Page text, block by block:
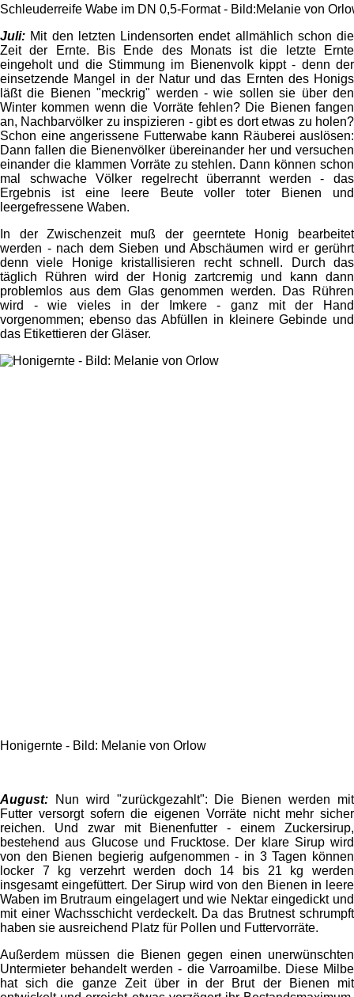
Schleuderreife Wabe im DN 0,5-Format - Bild:Melanie von
Juli: Mit den letzten Lindensorten endet allmählich schon die
Zeit der Ernte. Bis Ende des Monats ist die letzte Ernte
eingeholt und die Stimmung im Bienenvolk kippt - denn der
einsetzende Mangel in der Natur und das Ernten des Honigs
läßt die Bienen "meckrig" werden - wie sollen sie über den
Winter kommen wenn die Vorräte fehlen? Die Bienen fangen
an, Nachbarvölker zu inspizieren - gibt es dort etwas zu holen?
Schon eine angerissene Futterwabe kann Räuberei auslösen:
Dann fallen die Bienenvölker übereinander her und versuchen
einander die klammen Vorräte zu stehlen. Dann können schon
mal schwache Völker regelrecht überrannt werden - das
Ergebnis ist eine leere Beute voller toter Bienen und
leergefressene Waben.
In der Zwischenzeit muß der geerntete Honig bearbeitet
werden - nach dem Sieben und Abschäumen wird er gerührt
denn viele Honige kristallisieren recht schnell. Durch das
täglich Rühren wird der Honig zartcremig und kann dann
problemlos aus dem Glas genommen werden. Das Rühren
wird - wie vieles in der Imkere - ganz mit der Hand
vorgenommen; ebenso das Abfüllen in kleinere Gebinde und
das Etikettieren der Gläser.
Honigernte - Bild: Melanie von Orlow
August:
Nun wird "zurückgezahlt": Die Bienen werden mit
Futter versorgt sofern die eigenen Vorräte nicht mehr sicher
reichen. Und zwar mit Bienenfutter - einem Zuckersirup,
bestehend aus Glucose und Frucktose. Der klare Sirup wird
von den Bienen begierig aufgenommen - in 3 Tagen können
locker 7 kg verzehrt werden doch 14 bis 21 kg werden
insgesamt eingefüttert. Der Sirup wird von den Bienen in leere
Waben im Brutraum eingelagert und wie Nektar eingedickt und
mit einer Wachsschicht verdeckelt. Da das Brutnest schrumpft
haben sie ausreichend Platz für Pollen und Futtervorräte.
Außerdem müssen die Bienen gegen einen unerwünschten
Untermieter behandelt werden - die Varroamilbe. Diese Milbe
hat sich die ganze Zeit über in der Brut der Bienen mit